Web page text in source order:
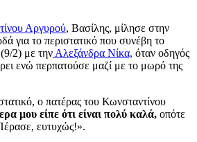
Αργυρού, Βασίλης, μίλησε στην
για το περιστατικό που συνέβη το
2) με την Αλεξάνδρα Νίκα, όταν οδηγός
ενώ περπατούσε μαζί με το μωρό της
ο πατέρας του Κωνσταντίνου
μου είπε ότι είναι πολύ καλά, οπότε
ευτυχώς!».